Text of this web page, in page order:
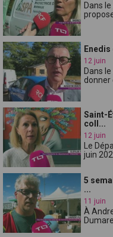
Dans
12 juin
Dans
donner
Saint-
coll...
12 juin
Le
juin
5
...
11 juin
À